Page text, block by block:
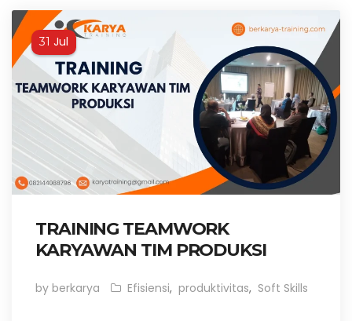
31 Jul
TRAINING TEAMWORK
KARYAWAN TIM PRODUKSI
by berkarya Efisiensi, produktivitas, Soft Skills